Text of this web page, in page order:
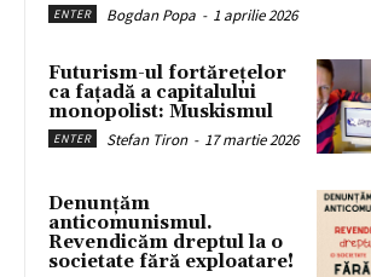
ENTER Bogdan Popa - 1 aprilie 2026
Futurism-ul fortărețelor
ca fațadă a capitalului
monopolist: Muskismul
ENTER Stefan Tiron - 17 martie 2026
Denunțăm
anticomunismul.
Revendicăm dreptul la o
societate fără exploatare!